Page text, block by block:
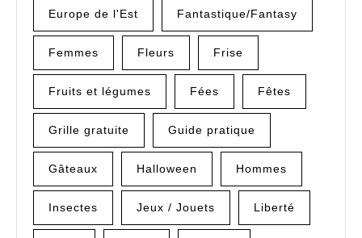
Europe de l'Est Fantastique/Fantasy
Femmes Fleurs Frise
Fruits et légumes Fées Fêtes
Grille gratuite Guide pratique
Gâteaux Halloween Hommes
Insectes Jeux / Jouets Liberté